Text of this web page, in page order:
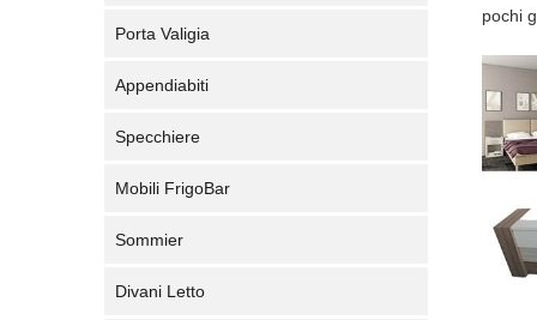
Porta Valigia
Appendiabiti
Specchiere
Mobili FrigoBar
Sommier
Divani Letto
pochi